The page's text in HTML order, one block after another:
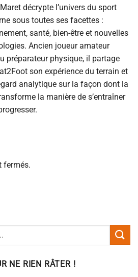
décrypte l’univers du sport
sous toutes ses facettes :
santé, bien-être et nouvelles
Ancien joueur amateur
préparateur physique, il partage
son expérience du terrain et
analytique sur la façon dont la
la manière de s’entraîner
fermés.
NE RIEN RÂTER !